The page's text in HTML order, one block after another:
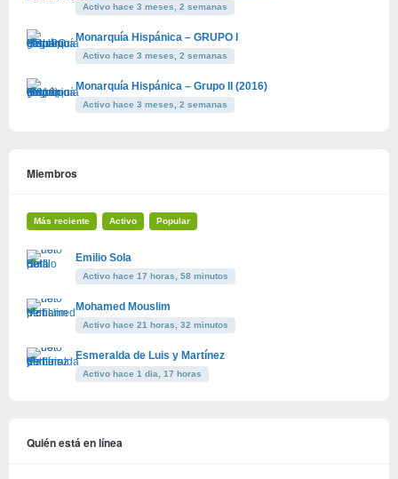
Activo hace 3 meses, 2 semanas
Monarquía Hispánica – GRUPO I
Activo hace 3 meses, 2 semanas
Monarquía Hispánica – Grupo II (2016)
Activo hace 3 meses, 2 semanas
Miembros
Más reciente Activo Popular
Emilio Sola
Activo hace 17 horas, 58 minutos
Mohamed Mouslim
Activo hace 21 horas, 32 minutos
Esmeralda de Luis y Martínez
Activo hace 1 dia, 17 horas
Quién está en línea